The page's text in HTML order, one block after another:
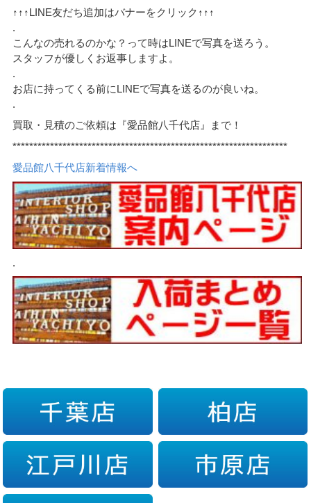
↑↑↑LINE友だち追加はバナーをクリック↑↑↑
.
こんなの売れるのかな？って時はLINEで写真を送ろう。
スタッフが優しくお返事しますよ。
.
お店に持ってくる前にLINEで写真を送るのが良いね。
.
買取・見積のご依頼は『愛品館八千代店』まで！
******************************************************************
愛品館八千代店新着情報へ
.